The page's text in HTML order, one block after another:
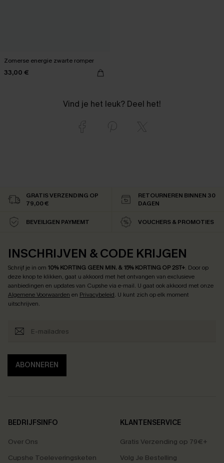
Zomerse energie zwarte romper
33,00 €
Vind je het leuk? Deel het!
GRATIS VERZENDING OP
79,00 €
RETOURNEREN BINNEN 30
DAGEN
BEVEILIGEN PAYMEMT VOUCHERS & PROMOTIES
INSCHRIJVEN & CODE KRIJGEN
Schrijf je in om 10% KORTING GEEN MIN. & 15% KORTING OP 2ST+. Door op
deze knop te klikken, gaat u akkoord met het ontvangen van exclusieve
aanbiedingen en updates van Cupshe via e-mail. U gaat ook akkoord met onze
Algemene Voorwaarden en Privacybeleid. U kunt zich op elk moment
uitschrijven.
ABONNEREN
BEDRIJFSINFO
Over Ons
Cupshe Toeleveringsketen
KLANTENSERVICE
Gratis Verzending op 79€+
Volg Je Bestelling